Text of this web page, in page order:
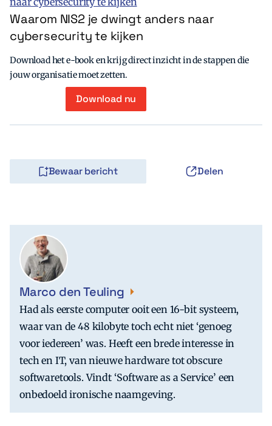
Waarom NIS2 je dwingt anders naar
cybersecurity te kijken
Download het e-book en krijg direct inzicht in de stappen die
jouw organisatie moet zetten.
Download nu
Bewaar bericht Delen
Marco den Teuling
Had als eerste computer ooit een 16-bit systeem,
waar van de 48 kilobyte toch echt niet ‘genoeg
voor iedereen’ was. Heeft een brede interesse in
tech en IT, van nieuwe hardware tot obscure
softwaretools. Vindt ‘Software as a Service’ een
onbedoeld ironische naamgeving.